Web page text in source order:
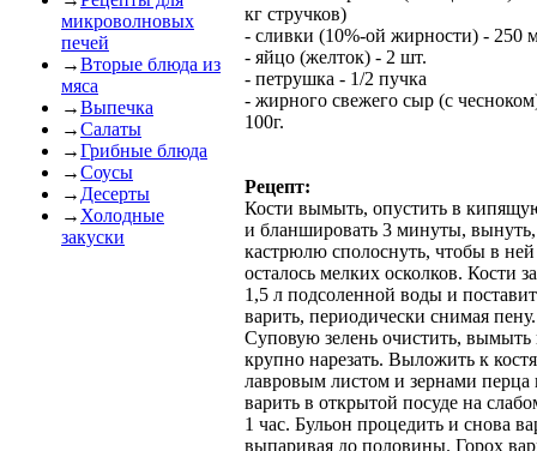
микроволновых
печей
→Вторые блюда из
мяса
→Выпечка
→Салаты
→Грибные блюда
→Соусы
→ Десерты
→ Холодные
закуски
кг стручков)
- сливки (10%-ой жирности) - 250
- яйцо (желток) - 2 шт.
- петрушка - 1/2 пучка
- жирного свежего сыр (с
100г.
Рецепт:
Кости вымыть, опустить в
и бланшировать 3 минуты, вынуть,
кастрюлю сполоснуть, чтобы в
осталось мелких осколков. Кости
1,5 л подсоленной воды и
варить, периодически снимая пену.
Суповую зелень очистить, вымыть
крупно нарезать. Выложить к
лавровым листом и зернами перца
варить в открытой посуде на
1 час. Бульон процедить и снова
выпаривая до половины. Горох